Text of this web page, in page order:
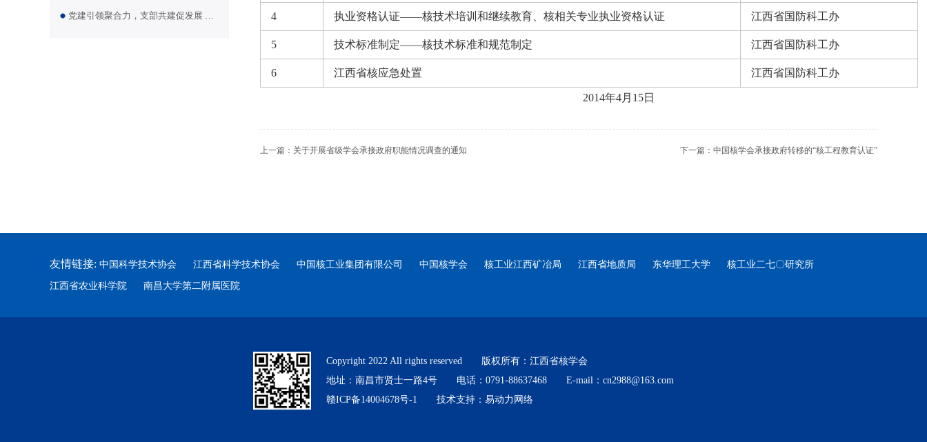
党建引领聚合力，支部共建促发展 —— “传承核工业精神，感悟信仰伟力”党建联建活动 4 执业资格认证——核技术培训和继续教育、核相关专业执业资格认证 江西省国防科工办
5 技术标准制定——核技术标准和规范制定 江西省国防科工办
6 江西省核应急处置 江西省国防科工办
2014年4月15日
上一篇： 关于开展省级学会承接政府职能情况调查的通知 下一篇： 中国核学会承接政府转移的“核工程教育认证”
友情链接: 中国科学技术协会 江西省科学技术协会 中国核工业集团有限公司 中国核学会 核工业江西矿冶局 江西省地质局 东华理工大学 核工业二七〇研究所
江西省农业科学院 南昌大学第二附属医院
Copyright 2022 All rights reserved 版权所有：江西省核学会
地址：南昌市贤士一路4号 电话：0791-88637468 E-mail：cn2988@163.com
赣ICP备14004678号-1
技术支持：易动力网络